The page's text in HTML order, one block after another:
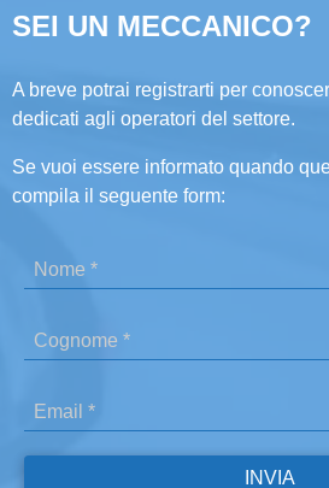
SEI UN MECCANICO?
A breve potrai registrarti per
dedicati agli operatori del settore.
Se vuoi essere informato quando
compila il seguente form: